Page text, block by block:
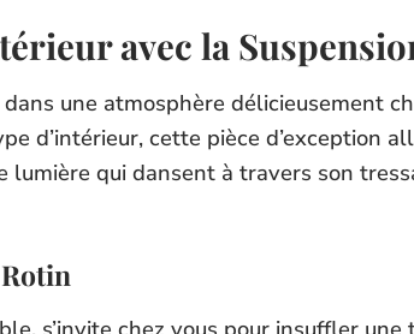
avec la
une atmosphère délicieusement
d’intérieur, cette pièce d’exception
lumière qui dansent à travers son